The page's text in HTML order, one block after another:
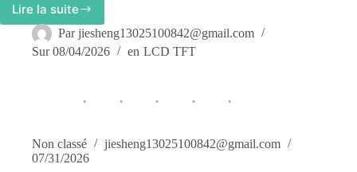
Lire la suite
Écrans
TFT
et
LED
Un
guide
Par jiesheng13025100842@gmail.com
Sur 08/04/2026 en LCD TFT
Non classé
jiesheng13025100842@gmail.com
07/31/2026